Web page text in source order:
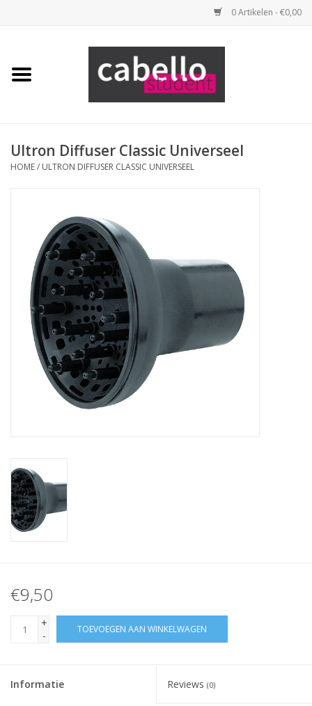
0 Artikelen - €0,00
Home
Opleidingspakketten
Benodigdheden
Haarproducten
Merken
Ultron Diffuser Classic Universeel
HOME/ ULTRON DIFFUSER CLASSIC UNIVERSEEL
€9,50
+
-
TOEVOEGEN AAN WINKELWAGEN
Informatie Reviews (0)